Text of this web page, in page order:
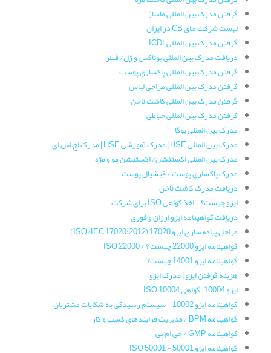
گرفتن مدرک بین المللی ماساژ
لیست شرکت های CB در ایران
گرفتن مدرک بین المللیICDL
دریافت مدرک بین المللی بوتاکس و ژل/ فیلر
گرفتن مدرک بین المللی پاکسازی پوست
گرفتن مدرک بین المللی طراحی لباس
گرفتن مدرک بین المللی کاشت ناخن
گرفتن مدرک بین المللی خیاطی
مدرک بین المللی یوگا
مدرک بین المللی HSE | مدرک آموزشی HSE | مدرک اچ اس ای
مدرک بین المللی اکستنشن/ اکستنشن مو و مژه
مدرک پاکسازی پوست / فیشیال پوست
دریافت مدرک کاشت ناخن
ایزو چیست؟ - اخذ گواهی ISO برای شرکت
دریافت گواهینامه ایزو ارزان و فوری
مراحل پیاده سازی ایزو 17020 (ISO/IEC 17020:2012)
گواهینامه ایزو 22000 چیست ؟ / ISO 22000
گواهینامه ایزو 14001 چیست؟
هزینه گرفتن ایزو | مدرک ایزو
ایزو 10004 – گواهی ISO 10004
گواهینامه‌ ایزو 10002 - سیستم رسیدگی به شکایات مشتریان
گواهینامه‌ BPM / مدیریت فرایندهای کسب و کار
گواهینامه‌ GMP / جی ام پی
گواهینامه ایزو 50001 - ISO 50001